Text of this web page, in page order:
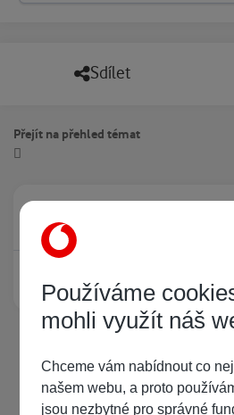
Sdílet
Přejít na přehled témat
Právě prohlíží tuto
Žádný registrovaný uživatel si
Používáme
mohli využít náš
Chceme vám nabídnout co
našem webu, a proto
jsou nezbytné pro správné